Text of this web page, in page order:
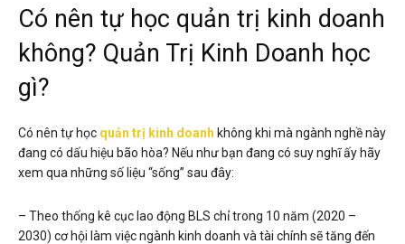
Có nên tự học quản trị kinh doanh
không? Quản Trị Kinh Doanh học
gì?
Có nên tự học quản trị kinh doanh không khi mà ngành nghề này
đang có dấu hiệu bão hòa? Nếu như bạn đang có suy nghĩ ấy hãy
xem qua những số liệu “sống” sau đây:
– Theo thống kê cục lao động BLS chỉ trong 10 năm (2020 –
2030) cơ hội làm việc ngành kinh doanh và tài chính sẽ tăng đến